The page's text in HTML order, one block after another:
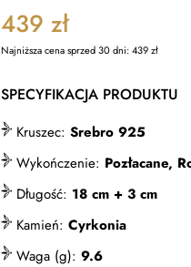
439 zł
Najniższa cena sprzed 30 dni:439zł
SPECYFIKACJA PRODUKTU
Kruszec: Srebro 925
Wykończenie: Pozłacane,
Długość: 18 cm + 3 cm
Kamień: Cyrkonia
Waga (g): 9.6